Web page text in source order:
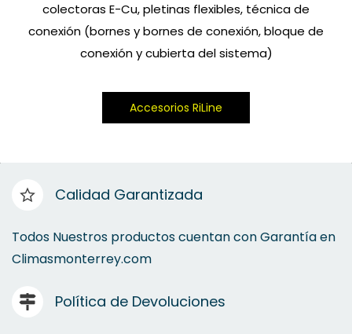
colectoras E-Cu, pletinas flexibles, técnica de
conexión (bornes y bornes de conexión, bloque de
conexión y cubierta del sistema)
Accesorios RiLine
Calidad Garantizada
Todos Nuestros productos cuentan con Garantía en
Climasmonterrey.com
Política de Devoluciones